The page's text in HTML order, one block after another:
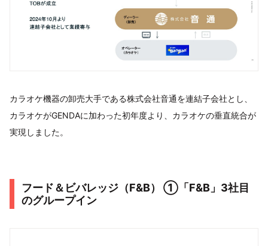
カラオケ機器の卸売大手である株式会社音通を連結子会社とし、
カラオケがGENDAに加わった初年度より、カラオケの垂直統合が
実現しました。
フード＆ビバレッジ（F&B） ①「F&B」3社目
のグループイン